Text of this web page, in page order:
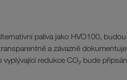
paliva jako HVO100,
a závazně
redukce CO₂ bude